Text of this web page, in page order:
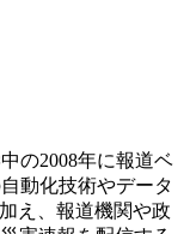
の2008年に報道ベ
動化技術やデータ
え、報道機関や政